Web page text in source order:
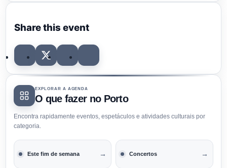
Share this event
EXPLORAR A AGENDA
O que fazer no Porto
Encontra rapidamente eventos, espetáculos e atividades culturais por
categoria.
Este fim de semana → Concertos →